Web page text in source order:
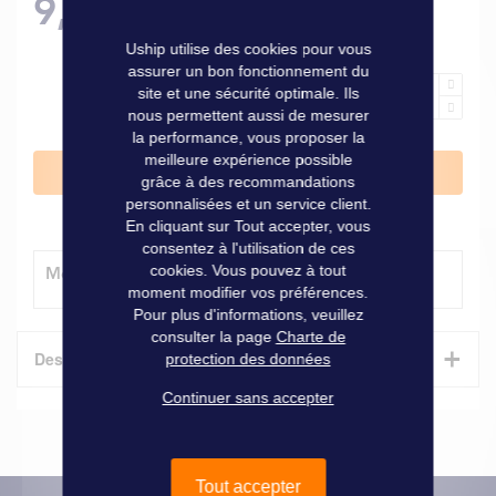
9,20 €
Ajouter au panier
Modes de livraison
Description +
Les protège bouteilles sont extensibles et s'adaptent à tous
les modèles de bouteilles.
Uship utilise des cookies pour vous
assurer un bon fonctionnement du
site et une sécurité optimale. Ils
nous permettent aussi de mesurer
la performance, vous proposer la
meilleure expérience possible
grâce à des recommandations
personnalisées et un service client.
En cliquant sur Tout accepter, vous
consentez à l'utilisation de ces
cookies. Vous pouvez à tout
moment modifier vos préférences.
Pour plus d'informations, veuillez
consulter la page Charte de
protection des données
Continuer sans accepter
Tout accepter